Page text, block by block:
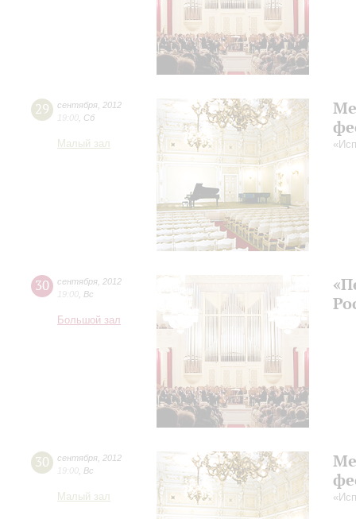
29 сентября 2012
19:00
Сб
Малый зал
30 сентября 2012
19:00
Вс
Большой зал
30 сентября 2012
19:00
Вс
Малый зал